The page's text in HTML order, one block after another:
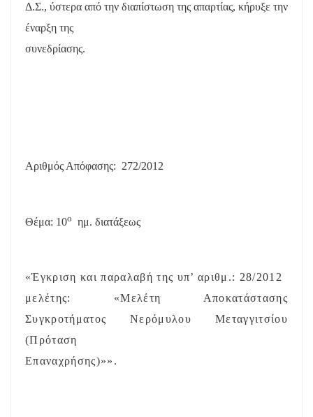
Δ.Σ., ύστερα από την διαπίστωση της απαρτίας, κήρυξε την
έναρξη της
συνεδρίασης.
Αριθμός Απόφασης: 272/2012
Θέμα: 10ο ημ. διατάξεως
«Έγκριση και παραλαβή της υπ’ αριθμ.: 28/2012
μελέτης: «Μελέτη Αποκατάστασης
Συγκροτήματος Νερόμυλου Μεταγγιτσίου
(Πρόταση
Επαναχρήσης)»».